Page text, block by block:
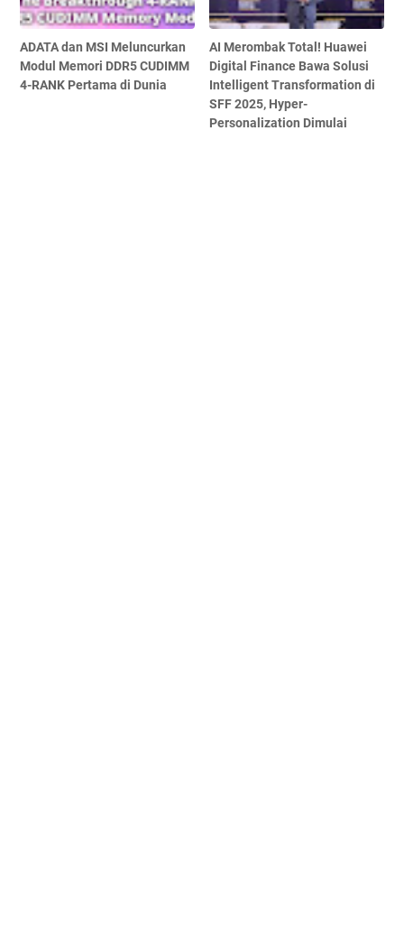
ADATA dan MSI Meluncurkan
Modul Memori DDR5 CUDIMM
4-RANK Pertama di Dunia
AI Merombak Total! Huawei
Digital Finance Bawa Solusi
Intelligent Transformation di
SFF 2025, Hyper-
Personalization Dimulai